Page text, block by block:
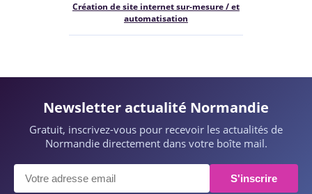
Création de site internet sur-mesure / et
automatisation
Newsletter actualité Normandie
Gratuit, inscrivez-vous pour recevoir les actualités de
Normandie directement dans votre boîte mail.
S'inscrire